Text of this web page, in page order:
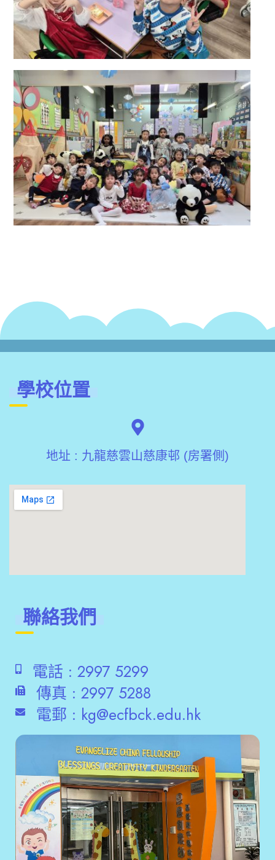
學校位置
地址 : 九龍慈雲山慈康邨 (房署側)
聯絡我們
電話 : 2997 5299
傳真 : 2997 5288
電郵 : kg@ecfbck.edu.hk